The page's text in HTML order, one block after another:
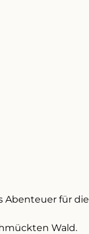
Abenteuer für die
Wald.